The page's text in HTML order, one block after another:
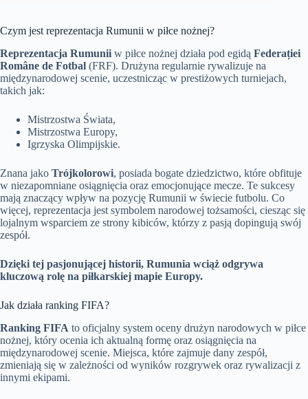
Czym jest reprezentacja Rumunii w piłce nożnej?
Reprezentacja Rumunii w piłce nożnej działa pod egidą Federației
Române de Fotbal (FRF). Drużyna regularnie rywalizuje na
międzynarodowej scenie, uczestnicząc w prestiżowych turniejach,
takich jak:
Mistrzostwa Świata,
Mistrzostwa Europy,
Igrzyska Olimpijskie.
Znana jako Trójkolorowi, posiada bogate dziedzictwo, które obfituje
w niezapomniane osiągnięcia oraz emocjonujące mecze. Te sukcesy
mają znaczący wpływ na pozycję Rumunii w świecie futbolu. Co
więcej, reprezentacja jest symbolem narodowej tożsamości, ciesząc się
lojalnym wsparciem ze strony kibiców, którzy z pasją dopingują swój
zespół.
Dzięki tej pasjonującej historii, Rumunia wciąż odgrywa
kluczową rolę na piłkarskiej mapie Europy.
Jak działa ranking FIFA?
Ranking FIFA to oficjalny system oceny drużyn narodowych w piłce
nożnej, który ocenia ich aktualną formę oraz osiągnięcia na
międzynarodowej scenie. Miejsca, które zajmuje dany zespół,
zmieniają się w zależności od wyników rozgrywek oraz rywalizacji z
innymi ekipami.